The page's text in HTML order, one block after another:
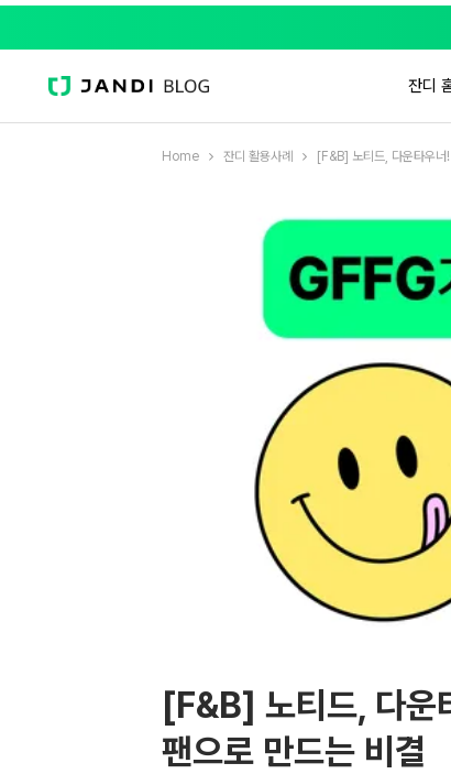
잔디
Home 잔디 활용사례 [F&B] 노티드, 다운타우
[F&B] 노티드, 다운
팬으로 만드는 비결